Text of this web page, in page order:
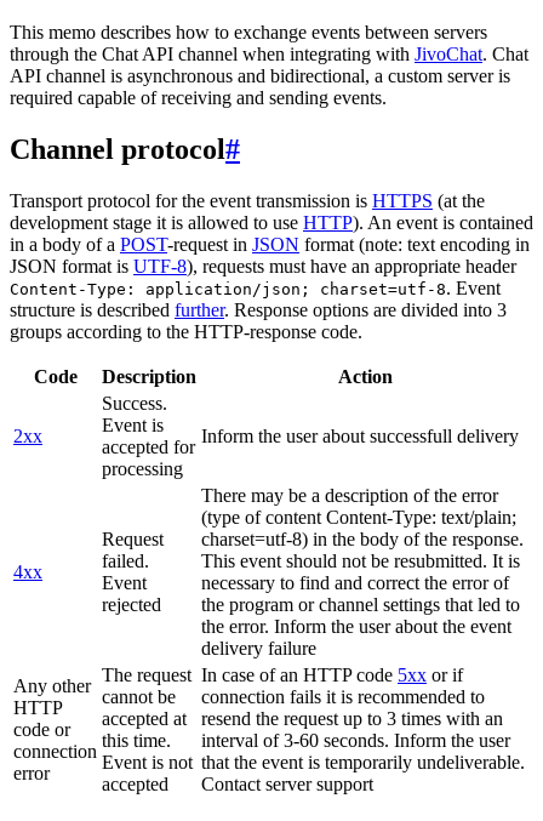
This memo describes how to exchange events between servers
through the Chat API channel when integrating with JivoChat. Chat
API channel is asynchronous and bidirectional, a custom server is
required capable of receiving and sending events.
Channel protocol#
Transport protocol for the event transmission is HTTPS (at the
development stage it is allowed to use HTTP). An event is contained
in a body of a POST-request in JSON format (note: text encoding in
JSON format is UTF-8), requests must have an appropriate header
Content-Type: application/json; charset=utf-8. Event
structure is described further. Response options are divided into 3
groups according to the HTTP-response code.
Code Description Action
2xx
Success.
Event is
accepted for
processing
Inform the user about successfull delivery
4xx
Request
failed.
Event
rejected
There may be a description of the error
(type of content Content-Type: text/plain;
charset=utf-8) in the body of the response.
This event should not be resubmitted. It is
necessary to find and correct the error of
the program or channel settings that led to
the error. Inform the user about the event
delivery failure
Any other
HTTP
code or
connection
error
The request
cannot be
accepted at
this time.
Event is not
accepted
In case of an HTTP code 5xx or if
connection fails it is recommended to
resend the request up to 3 times with an
interval of 3-60 seconds. Inform the user
that the event is temporarily undeliverable.
Contact server support